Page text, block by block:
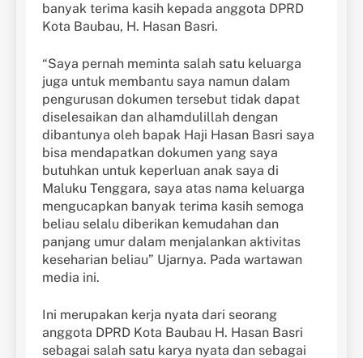
banyak terima kasih kepada anggota DPRD
Kota Baubau, H. Hasan Basri.
“Saya pernah meminta salah satu keluarga
juga untuk membantu saya namun dalam
pengurusan dokumen tersebut tidak dapat
diselesaikan dan alhamdulillah dengan
dibantunya oleh bapak Haji Hasan Basri saya
bisa mendapatkan dokumen yang saya
butuhkan untuk keperluan anak saya di
Maluku Tenggara, saya atas nama keluarga
mengucapkan banyak terima kasih semoga
beliau selalu diberikan kemudahan dan
panjang umur dalam menjalankan aktivitas
keseharian beliau” Ujarnya. Pada wartawan
media ini.
Ini merupakan kerja nyata dari seorang
anggota DPRD Kota Baubau H. Hasan Basri
sebagai salah satu karya nyata dan sebagai